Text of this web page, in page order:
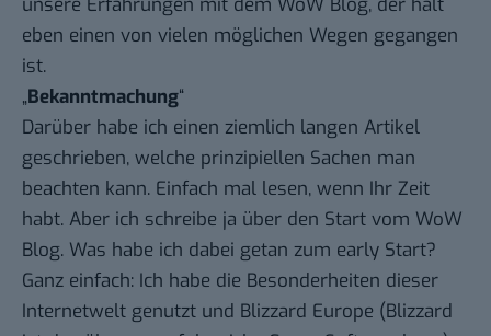
eben einen von vielen möglichen Wegen gegangen
ist.
„Bekanntmachung“
Darüber habe ich einen ziemlich langen Artikel
geschrieben, welche prinzipiellen Sachen man
beachten kann. Einfach mal lesen, wenn Ihr Zeit
habt. Aber ich schreibe ja über den Start vom WoW
Blog. Was habe ich dabei getan zum early Start?
Ganz einfach: Ich habe die Besonderheiten dieser
Internetwelt genutzt und Blizzard Europe (Blizzard